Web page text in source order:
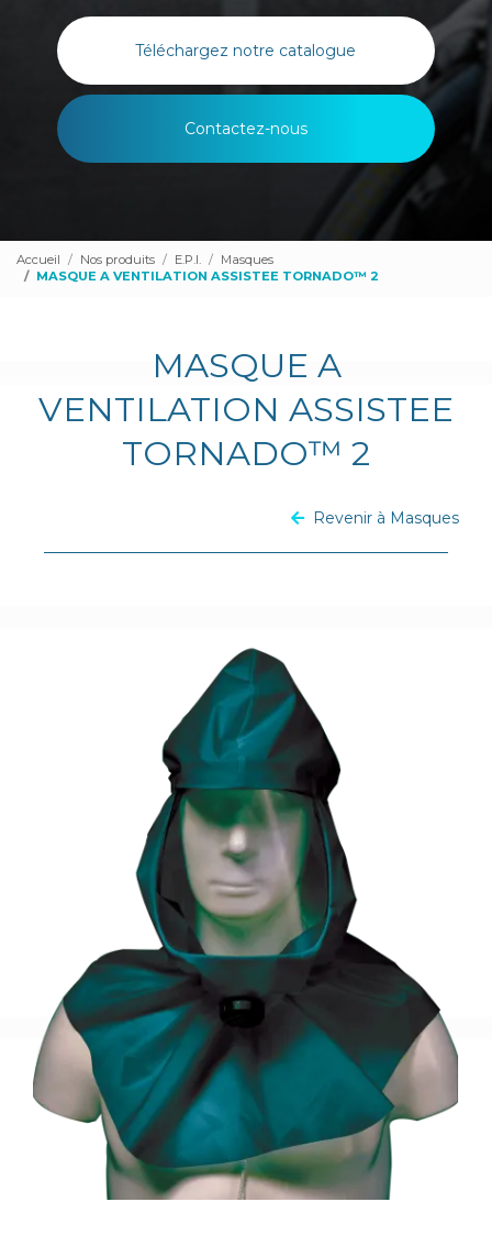
Téléchargez notre catalogue
Contactez-nous
Accueil Nos produits E.P.I.
Masques
MASQUE A VENTILATION ASSISTEE TORNADO™ 2
MASQUE A
VENTILATION ASSISTEE
TORNADO™ 2
Revenir à Masques